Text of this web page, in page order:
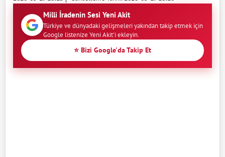
Milli İradenin Sesi Yeni Akit
Türkiye ve dünyadaki gelişmeleri yakından takip etmek için
Google listenize Yeni Akit'i ekleyin.
⭐ Bizi Google'da Takip Et